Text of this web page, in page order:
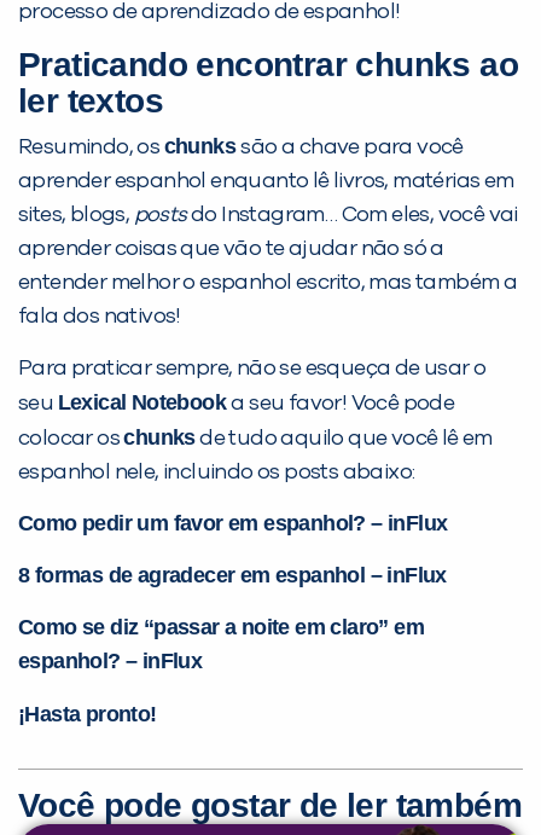
processo de aprendizado de espanhol!
Praticando encontrar chunks ao
ler textos
Resumindo, os chunkssão a chave para você
aprender espanhol enquanto lê livros, matérias em
sites, blogs, postsdo Instagram… Com eles, você vai
aprender coisas que vão te ajudar não só a
entender melhor o espanhol escrito, mas também a
fala dos nativos!
Para praticar sempre, não se esqueça de usar o
seu Lexical Notebooka seu favor! Você pode
colocar oschunksde tudo aquilo que você lê em
espanhol nele, incluindo os posts abaixo:
Como pedir um favor em espanhol? – inFlux
8 formas de agradecer em espanhol – inFlux
Como se diz “passar a noite em claro” em
espanhol? – inFlux
¡Hasta pronto!
Você pode gostar de ler também